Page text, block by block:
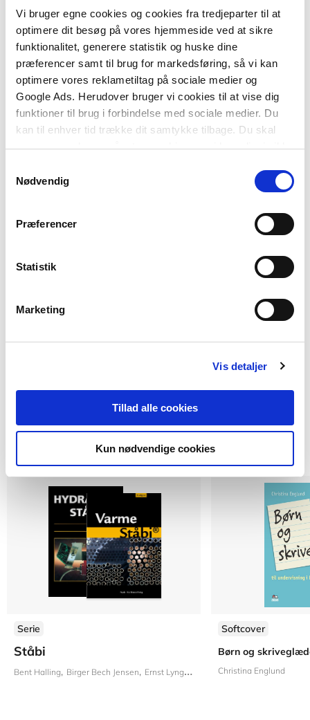
Vi bruger egne cookies og cookies fra tredjeparter til at
optimere dit besøg på vores hjemmeside ved at sikre
funktionalitet, generere statistik og huske dine
præferencer samt til brug for markedsføring, så vi kan
optimere vores reklametiltag på sociale medier og
Google Ads. Herudover bruger vi cookies til at vise dig
funktioner til brug i forbindelse med sociale medier. Du
kan til enhver tid trække dit samtykke tilbage. Du skal
være opmærksom på, at vores hjemmeside muligvis ikke
tilbagetrækker et samtykke.
Nødvendig
Præferencer
Statistik
Marketing
Vis detaljer
Tillad alle cookies
Kun nødvendige cookies
• ingeniører
• bygherrer
• developers
• entreprenører
• sprogmedarbejdere
• ejendomsmæglere
Andre har også købt
Serie
Ståbi
Bent Halling Birger Bech Jensen Ernst Lyngbæk Finn D. Kristensen Frode
Softcover
Børn og
Christina Englund